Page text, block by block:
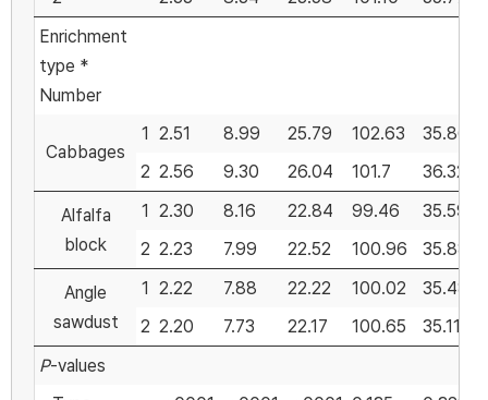
Enrichment
type *
Number
Cabbages
1 2.51 8.99 25.79 102.63 35.86
2 2.56 9.30 26.04 101.7 36.32
Alfalfa
block
1 2.30 8.16 22.84 99.46 35.59
2 2.23 7.99 22.52 100.96 35.88
Angle
sawdust
1 2.22 7.88 22.22 100.02 35.48
2 2.20 7.73 22.17 100.65 35.11
P-values